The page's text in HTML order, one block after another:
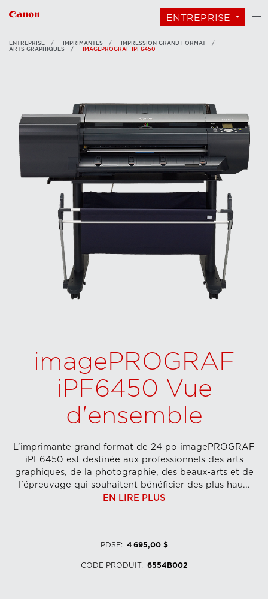
ENTREPRISE
ENTREPRISE IMPRIMANTES
IMPRESSION GRAND FORMAT
ARTS GRAPHIQUES
IMAGEPROGRAF IPF6450
imagePROGRAF
iPF6450 Vue
d'ensemble
L’imprimante grand format de 24 po imagePROGRAF
iPF6450 est destinée aux professionnels des arts
graphiques, de la photographie, des beaux-arts et de
l'épreuvage qui souhaitent bénéficier des plus hau...
EN LIRE PLUS
PDSF: 4 695,00 $
CODE PRODUIT: 6554B002